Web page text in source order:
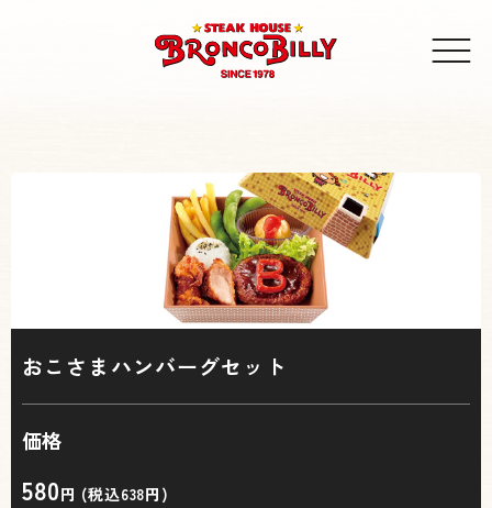
おこさまハンバーグセット
価格
580円 (税込638円)